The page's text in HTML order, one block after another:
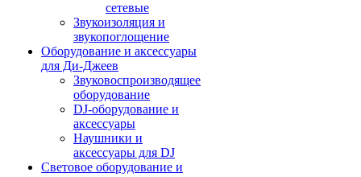
сетевые
Звукоизоляция и
звукопоглощение
Оборудование и аксессуары
для Ди-Джеев
Звуковоспроизводящее
оборудование
DJ-оборудование и
аксессуары
Наушники и
аксессуары для DJ
Световое оборудование и